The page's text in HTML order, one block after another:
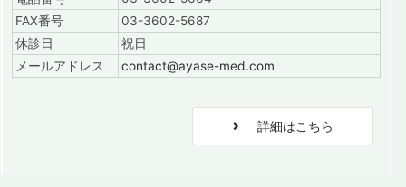
FAX番号
03-3602-5687
休診日
祝日
メールアドレス
contact@ayase-med.com
詳細はこちら